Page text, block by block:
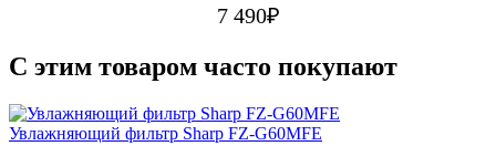
7 490₽
C этим товаром часто покупают
Увлажняющий фильтр Sharp FZ-G60MFE